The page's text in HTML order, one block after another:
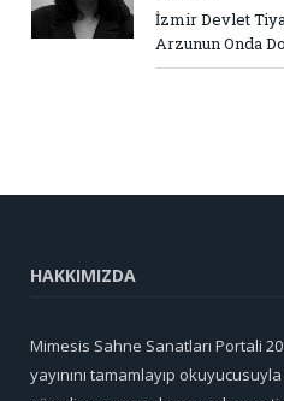
İzmir Devlet
Arzunun Onda
HAKKIMIZDA
Mimesis Sahne Sanatları Portali
yayınını tamamlayıp